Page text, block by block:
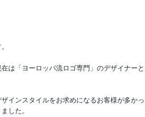
は「ヨーロッパ流ロゴ専門」のデザイナーと
インスタイルをお求めになるお客様が多かっ
した。